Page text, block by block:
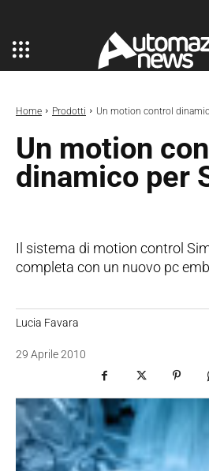
Home Prodotti Un motion control
Un motion
dinamico per
Il sistema di motion control
completa con un nuovo pc
Lucia Favara
29 Aprile 2010